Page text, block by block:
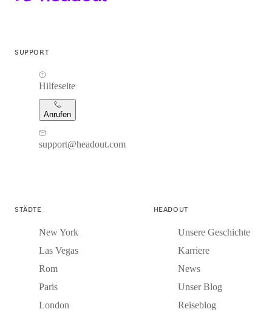
SUPPORT
Hilfeseite
Anrufen
support@headout.com
STÄDTE
New York
Las Vegas
Rom
Paris
London
HEADOUT
Unsere Geschichte
Karriere
News
Unser Blog
Reiseblog